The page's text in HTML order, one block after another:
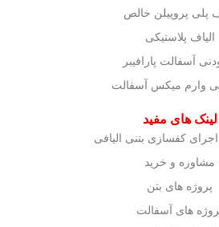
پلی پروپیلن خالص
الیاف پلاستیکی
آسفالت پارافیبر
وارم میکس آسفالت
لینک های مفید
کفسازی بتنی الیافی
مشاوره و خرید
پروژه های بتن
های آسفالت